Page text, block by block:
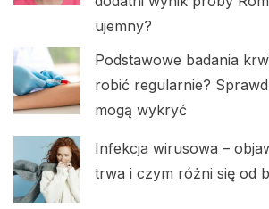
ujemny?
Podstawowe badania
robić regularnie?
mogą wykryć
Infekcja wirusowa –
trwa i czym różni się od